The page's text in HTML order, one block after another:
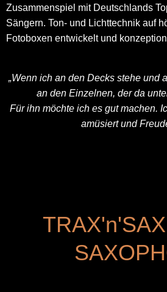
Zusammenspiel mit Deutschlands
Sängern. Ton- und Lichttechnik auf
Fotoboxen entwickelt und
„Wenn ich an den Decks stehe und
an den Einzelnen, der da
Für ihn möchte ich es gut machen.
amüsiert und